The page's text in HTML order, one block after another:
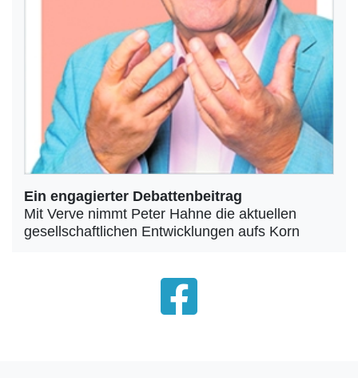
Ein engagierter Debattenbeitrag
Mit Verve nimmt Peter Hahne die aktuellen
gesellschaftlichen Entwicklungen aufs Korn